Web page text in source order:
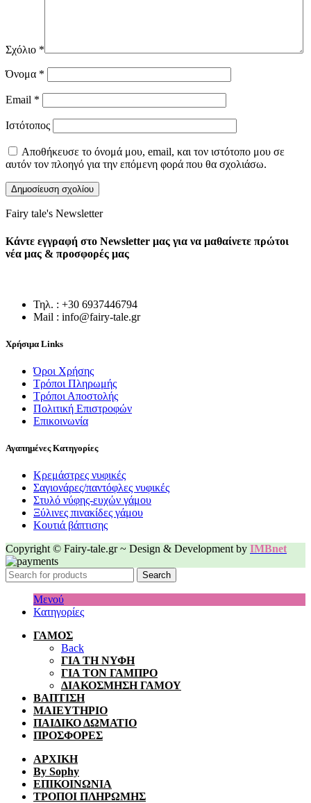
Σχόλιο *
Όνομα *
Email *
Ιστότοπος
Αποθήκευσε το όνομά μου, email, και τον ιστότοπο μου σε
αυτόν τον πλοηγό για την επόμενη φορά που θα σχολιάσω.
Fairy tale's Newsletter
Κάντε εγγραφή στο Newsletter μας για να μαθαίνετε πρώτοι
νέα μας & προσφορές μας
Τηλ. : +30 6937446794
Mail : info@fairy-tale.gr
Χρήσιμα Links
Όροι Χρήσης
Τρόποι Πληρωμής
Τρόποι Αποστολής
Πολιτική Επιστροφών
Επικοινωνία
Αγαπημένες Κατηγορίες
Κρεμάστρες νυφικές
Σαγιονάρες/παντόφλες νυφικές
Στυλό νύφης-ευχών γάμου
Ξύλινες πινακίδες γάμου
Κουτιά βάπτισης
Copyright © Fairy-tale.gr ~ Design & Development by IMBnet
Search
Μενού
Κατηγορίες
ΓΑΜΟΣ
Back
ΓΙΑ ΤΗ ΝΥΦΗ
ΓΙΑ ΤΟΝ ΓΑΜΠΡΟ
ΔΙΑΚΟΣΜΗΣΗ ΓΑΜΟΥ
ΒΑΠΤΙΣΗ
ΜΑΙΕΥΤΗΡΙΟ
ΠΑΙΔΙΚΟ ΔΩΜΑΤΙΟ
ΠΡΟΣΦΟΡΕΣ
ΑΡΧΙΚΗ
By Sophy
ΕΠΙΚΟΙΝΩΝΙΑ
ΤΡΟΠΟΙ ΠΛΗΡΩΜΗΣ